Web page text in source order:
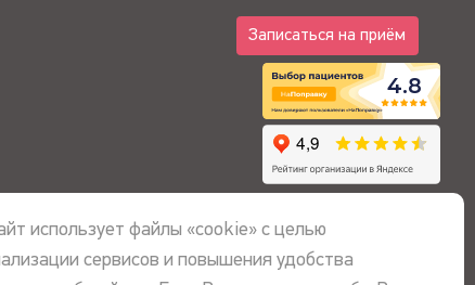
Записаться на приём
4.8
использует файлы «cookie» с целью
сервисов и повышения удобства